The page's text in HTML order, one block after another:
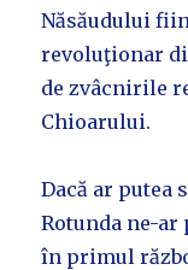
Năsăudului
revoluţionar
de zvâcnirile
Chioarului.
Dacă ar putea
Rotunda ne-
în primul